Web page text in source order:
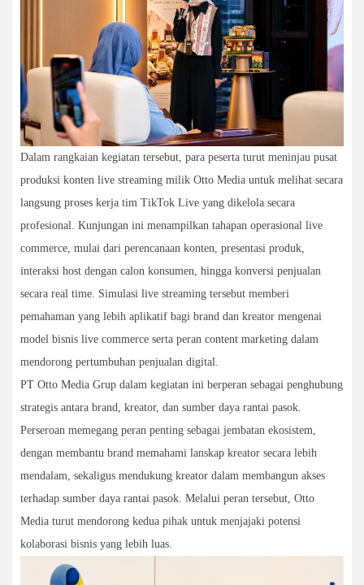
Dalam rangkaian kegiatan tersebut, para peserta turut meninjau pusat
produksi konten live streaming milik Otto Media untuk melihat secara
langsung proses kerja tim TikTok Live yang dikelola secara
profesional. Kunjungan ini menampilkan tahapan operasional live
commerce, mulai dari perencanaan konten, presentasi produk,
interaksi host dengan calon konsumen, hingga konversi penjualan
secara real time. Simulasi live streaming tersebut memberi
pemahaman yang lebih aplikatif bagi brand dan kreator mengenai
model bisnis live commerce serta peran content marketing dalam
mendorong pertumbuhan penjualan digital.
PT Otto Media Grup dalam kegiatan ini berperan sebagai penghubung
strategis antara brand, kreator, dan sumber daya rantai pasok.
Perseroan memegang peran penting sebagai jembatan ekosistem,
dengan membantu brand memahami lanskap kreator secara lebih
mendalam, sekaligus mendukung kreator dalam membangun akses
terhadap sumber daya rantai pasok. Melalui peran tersebut, Otto
Media turut mendorong kedua pihak untuk menjajaki potensi
kolaborasi bisnis yang lebih luas.